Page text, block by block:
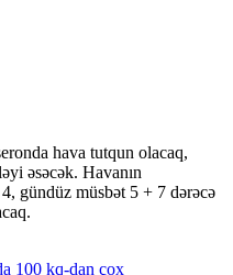
hava tutqun olacaq,
əsəcək. Havanın
gündüz müsbət 5 + 7 dərəcə